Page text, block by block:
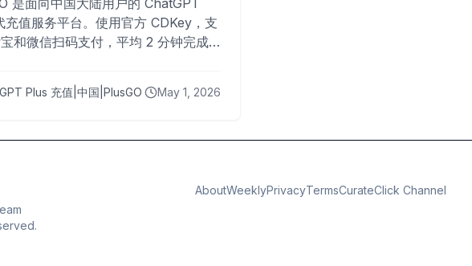
是面向中国大陆用户的 ChatGPT
充值服务平台。使用官方 CDKey，支
和微信扫码支付，平均 2 分钟完成
Plus 充值|中国|PlusGO May 1, 2026
AboutWeeklyPrivacyTermsCurateClick Channel